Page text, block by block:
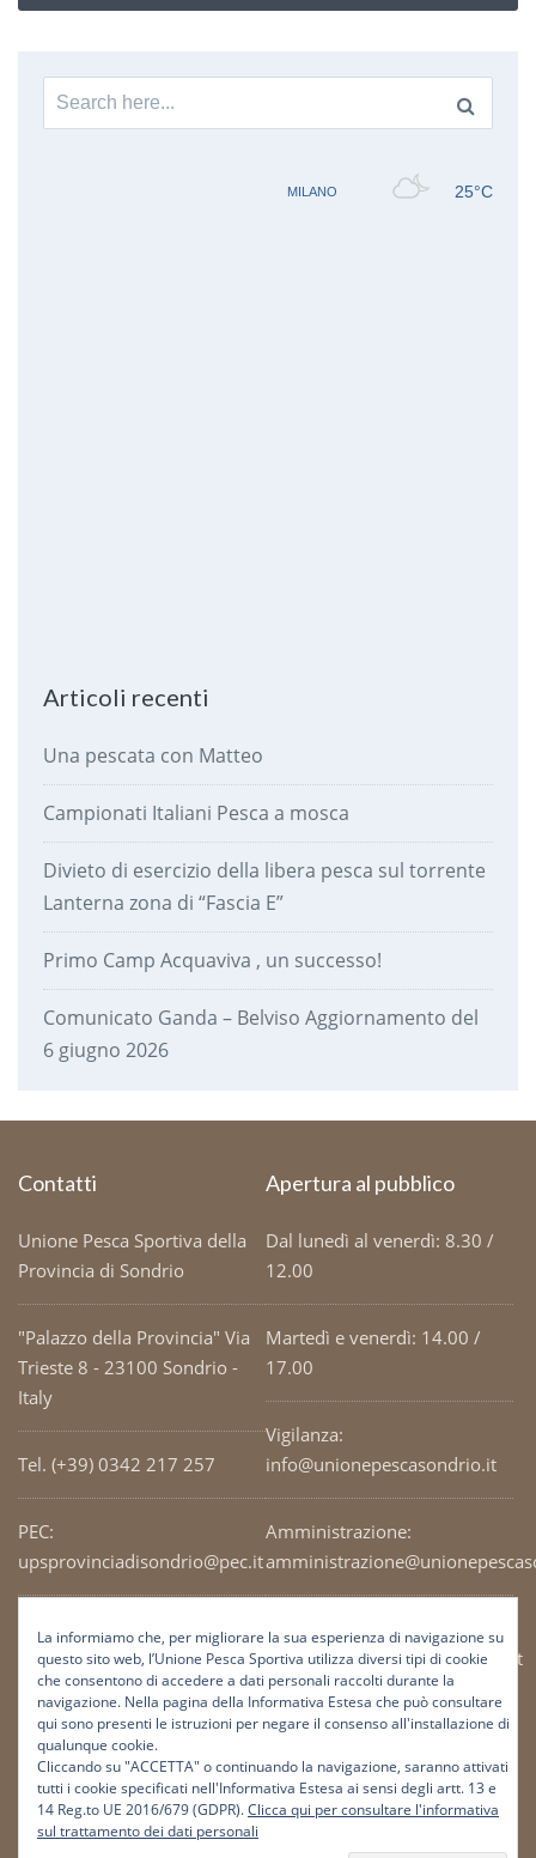
Search
for:
Articoli recenti
Una pescata con Matteo
Campionati Italiani Pesca a mosca
Divieto di esercizio della libera pesca sul torrente
Lanterna zona di “Fascia E”
Primo Camp Acquaviva , un successo!
Comunicato Ganda – Belviso Aggiornamento del
6 giugno 2026
Contatti
Unione Pesca Sportiva della
Provincia di Sondrio
"Palazzo della Provincia" Via
Trieste 8 - 23100 Sondrio -
Italy
Tel. (+39) 0342 217 257
PEC:
upsprovinciadisondrio@pec.it
Codice Fiscale: 93003690141
Apertura al pubblico
Dal lunedì al venerdì: 8.30 /
12.00
Martedì e venerdì: 14.00 /
17.00
Vigilanza:
info@unionepescasondrio.it
Amministrazione:
Ufficio tecnico:
tecnico@unionepescasondrio.it
Informazioni:
info@unionepescasondrio.it
La informiamo che, per migliorare la sua esperienza di navigazione su
questo sito web, l’Unione Pesca Sportiva utilizza diversi tipi di cookie
che consentono di accedere a dati personali raccolti durante la
navigazione. Nella pagina della Informativa Estesa che può consultare
qui sono presenti le istruzioni per negare il consenso all'installazione di
qualunque cookie.
Cliccando su "ACCETTA" o continuando la navigazione, saranno attivati
tutti i cookie specificati nell'Informativa Estesa ai sensi degli artt. 13 e
14 Reg.to UE 2016/679 (GDPR).Clicca qui per consultare l'informativa
sul trattamento dei dati personali